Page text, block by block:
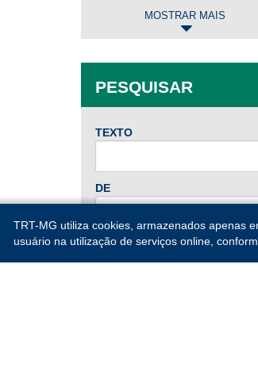
2025
Jan Fev Mar
Abr
Mai
Jun Jul
2024
Jan Fev Mar
Abr
Mai
Jun Jul
Ago
Out
MOSTRAR MAIS
PESQUISAR
TEXTO
DE
ATÉ
TRT-MG utiliza cookies, armazenados apenas
usuário na utilização de serviços online,